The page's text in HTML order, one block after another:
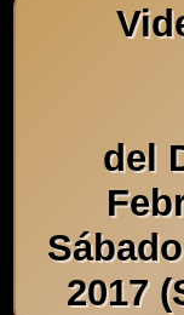
del
2017